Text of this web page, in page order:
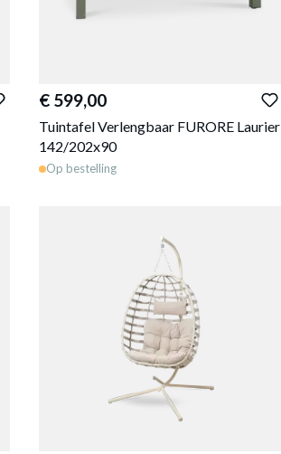
€ 599,00
Tuintafel Verlengbaar FURORE Laurier
142/202x90
Op bestelling